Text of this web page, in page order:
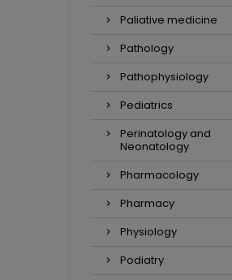
Paliative medicine
Pathology
Pathophysiology
Pediatrics
Perinatology and
Neonatology
Pharmacology
Pharmacy
Physiology
Podiatry